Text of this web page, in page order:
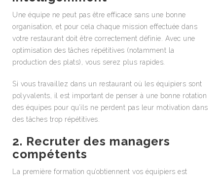
Une équipe ne peut pas être efficace sans une bonne
organisation, et pour cela chaque mission effectuée dans
votre restaurant doit être correctement définie. Avec une
optimisation des tâches répétitives (notamment la
production des plats), vous serez plus rapides.
Si vous travaillez dans un restaurant où les équipiers sont
polyvalents, il est important de penser à une bonne rotation
des équipes pour qu’ils ne perdent pas leur motivation dans
des tâches trop répétitives.
2. Recruter des managers
compétents
La première formation qu’obtiennent vos équipiers est